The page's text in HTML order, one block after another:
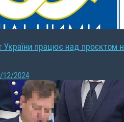
України працює над проєктом
12/2024